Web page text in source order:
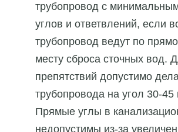
трубопровод с
углов и ответвлений, если
трубопровод ведут по
месту сброса сточных вод.
препятствий допустимо
трубопровода на угол 30-45
Прямые углы в
недопустимы из-за